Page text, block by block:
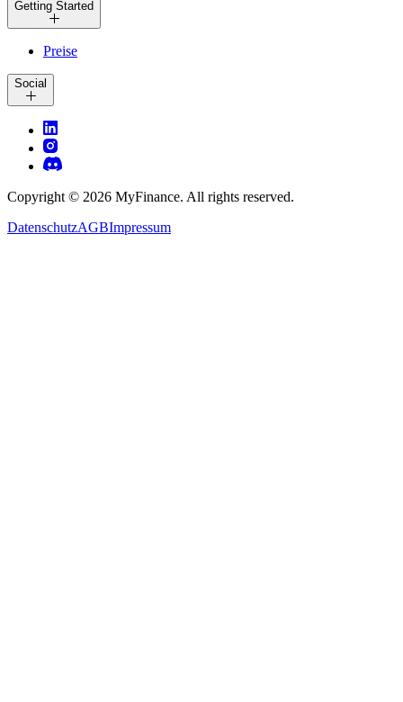
Getting Started
Preise
Social
Copyright © 2026 MyFinance. All rights reserved.
DatenschutzAGBImpressum